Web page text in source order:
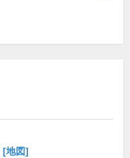
[地図]